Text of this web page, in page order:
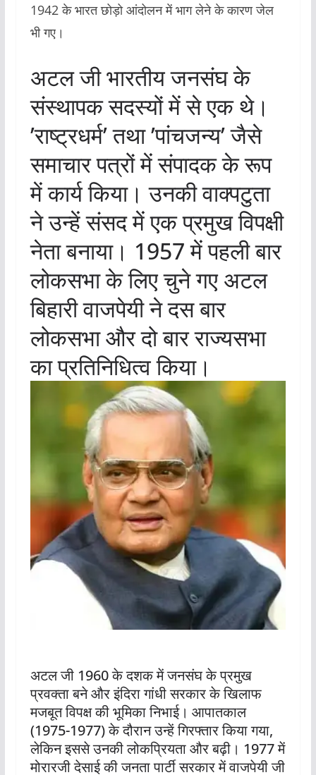
1942 के भारत छोड़ो आंदोलन में भाग लेने के कारण जेल
भी गए।
अटल जी भारतीय जनसंघ के
संस्थापक सदस्यों में से एक थे।
’राष्ट्रधर्म’ तथा ’पांचजन्य’ जैसे
समाचार पत्रों में संपादक के रूप
में कार्य किया। उनकी वाक्पटुता
ने उन्हें संसद में एक प्रमुख विपक्षी
नेता बनाया। 1957 में पहली बार
लोकसभा के लिए चुने गए अटल
बिहारी वाजपेयी ने दस बार
लोकसभा और दो बार राज्यसभा
का प्रतिनिधित्व किया।
अटल जी 1960 के दशक में जनसंघ के प्रमुख
प्रवक्ता बने और इंदिरा गांधी सरकार के खिलाफ
मजबूत विपक्ष की भूमिका निभाई। आपातकाल
(1975-1977) के दौरान उन्हें गिरफ्तार किया गया,
लेकिन इससे उनकी लोकप्रियता और बढ़ी। 1977 में
मोरारजी देसाई की जनता पार्टी सरकार में वाजपेयी जी